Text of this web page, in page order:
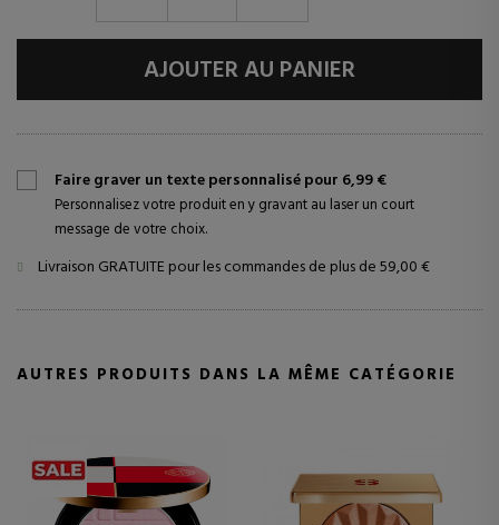
AJOUTER AU PANIER
Faire graver un texte personnalisé pour 6,99 €
Personnalisez votre produit en y gravant au laser un court
message de votre choix.
Livraison GRATUITE pour les commandes de plus de 59,00 €
AUTRES PRODUITS DANS LA MÊME CATÉGORIE